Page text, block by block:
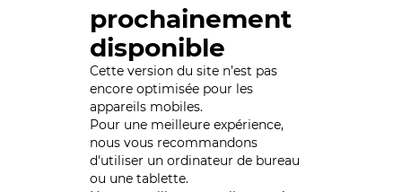
prochainement
disponible
Cette version du site n’est pas
encore optimisée pour les
appareils mobiles.
Pour une meilleure expérience,
nous vous recommandons
d'utiliser un ordinateur de bureau
ou une tablette.